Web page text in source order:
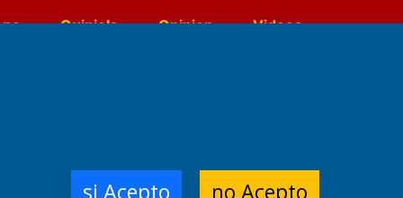
Quiniela Opinion
Videos
si Acepto no Acepto